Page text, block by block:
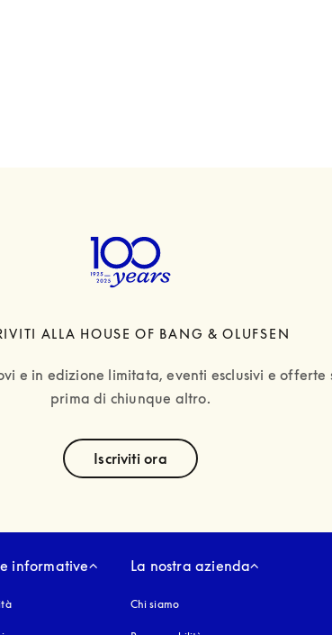
ALLA HOUSE OF BANG & OLUFSEN
e in edizione limitata, eventi esclusivi e offerte
prima di chiunque altro.
Iscriviti ora
informative
si apre in una nuova finestra
La nostra azienda
Chi siamo